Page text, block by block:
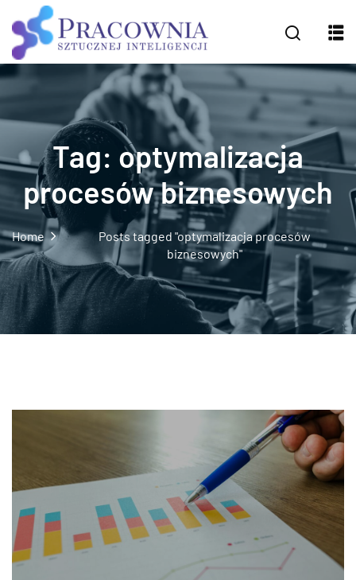
Tag: optymalizacja
procesów biznesowych
Home
Posts tagged "optymalizacja procesów
biznesowych"